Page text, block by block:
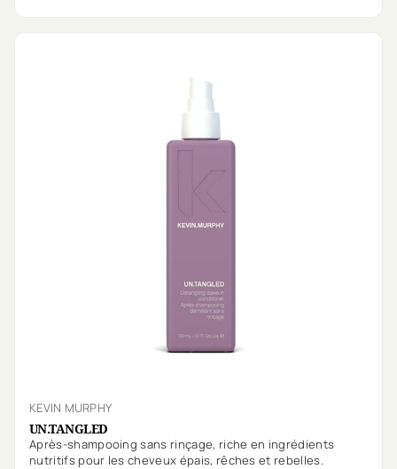
KEVIN MURPHY
UN.TANGLED
Après-shampooing sans rinçage, riche en ingrédients
nutritifs pour les cheveux épais, rêches et rebelles.